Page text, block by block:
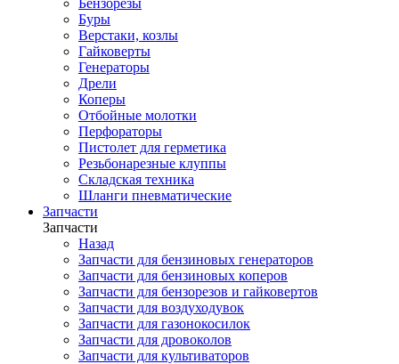
Бензорезы
Буры
Верстаки, козлы
Гайковерты
Генераторы
Дрели
Коперы
Отбойные молотки
Перфораторы
Пистолет для герметика
Резьбонарезные клуппы
Складская техника
Шланги пневматические
Запчасти
Запчасти
Назад
Запчасти для бензиновых генераторов
Запчасти для бензиновых коперов
Запчасти для бензорезов и гайковертов
Запчасти для воздуходувок
Запчасти для газонокосилок
Запчасти для дровоколов
Запчасти для культиваторов